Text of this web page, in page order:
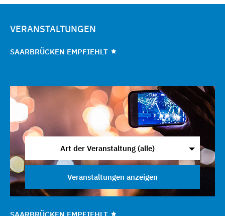
VERANSTALTUNGEN
SAARBRÜCKEN EMPFIEHLT
Art der Veranstaltung (alle)
Veranstaltungen anzeigen